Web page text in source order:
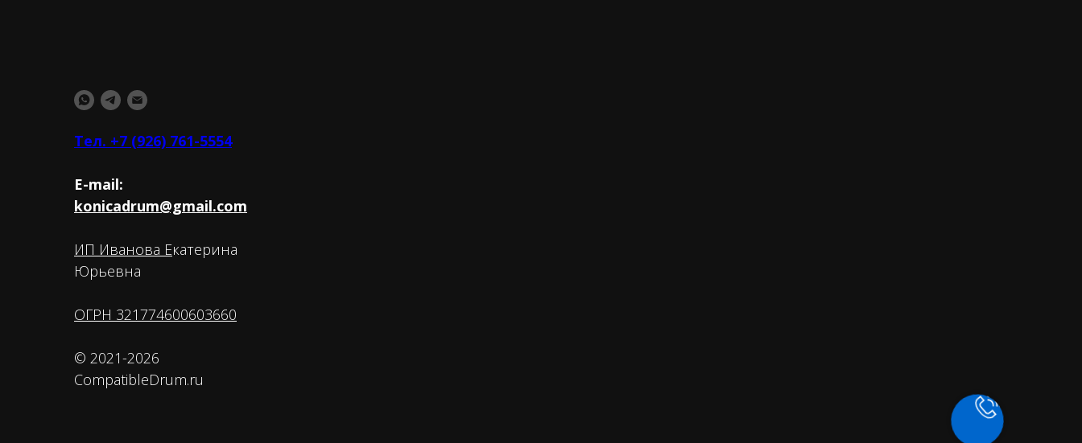
Тел. +7 (926) 761-5554
E-mail:
konicadrum@gmail.com
ИП Иванова Екатерина
Юрьевна
ОГРН 321774600603660
© 2021-2026
CompatibleDrum.ru